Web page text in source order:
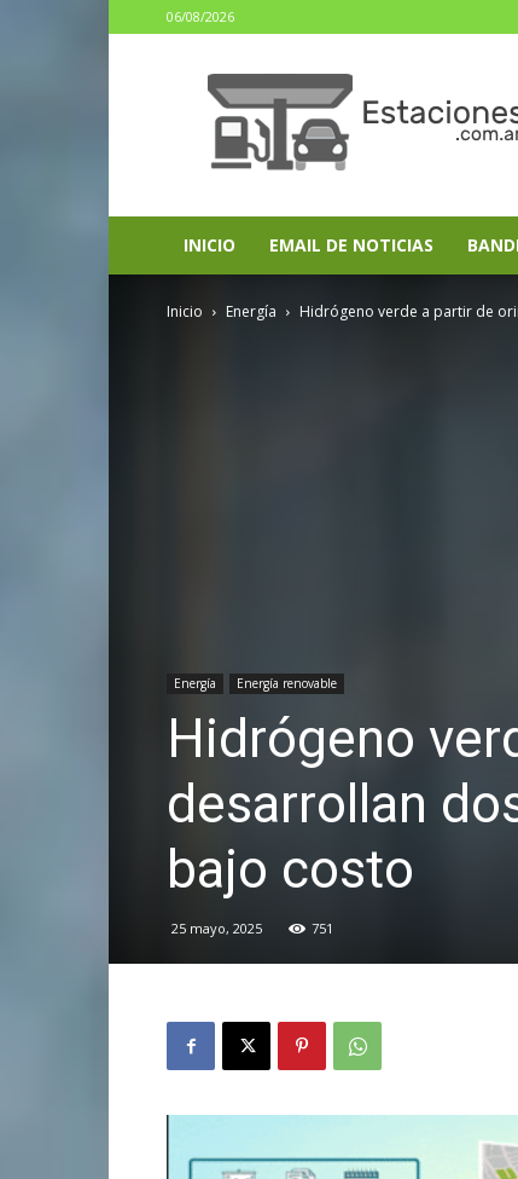
06/08/2026
INICIO EMAIL DE NOTICIAS
Inicio Energía Hidrógeno verde a partir de
Energía Energía renovable
Hidrógeno
desarrollan
bajo costo
25 mayo, 2025 751